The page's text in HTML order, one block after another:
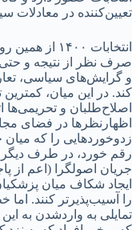
تعیین‌کننده در معادلات
انتخابات
صرف نظر از نتیجه و حتی
و گرایش‌های سیاسی،
کند. در این میان،
اصلاح‌طلبان و تحریمی‌ها
اظهارنظرها در فضای
زدو‌خوردهایی را که میان
رقم خورد، در طرف دیگر
جریان اصولگرا (اعم از
ایجاد شکاف میان
را آسیب‌پذیرتر کنند.
تمایلی به وارد‌شدن به